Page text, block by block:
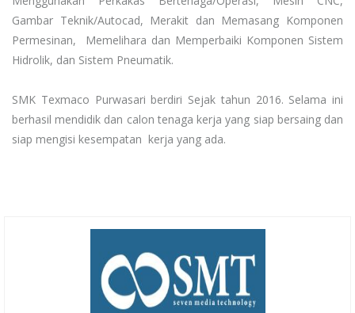
Gambar Teknik/Autocad, Merakit dan Memasang Komponen
Permesinan, Memelihara dan Memperbaiki Komponen Sistem
Hidrolik, dan Sistem Pneumatik.
SMK Texmaco Purwasari berdiri Sejak tahun 2016. Selama ini
berhasil mendidik dan calon tenaga kerja yang siap bersaing dan
siap mengisi kesempatan kerja yang ada.